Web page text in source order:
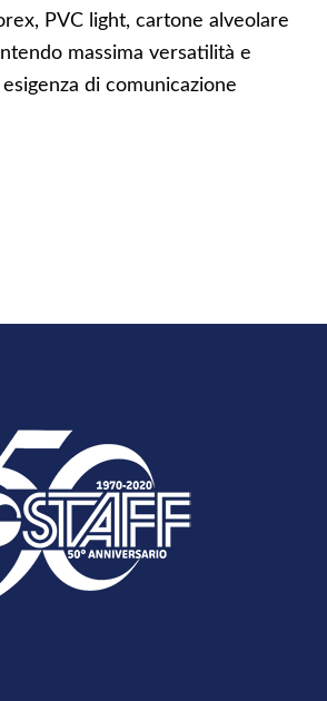
PVC light, cartone alveolare
massima versatilità e
di comunicazione